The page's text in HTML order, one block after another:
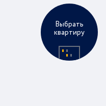
Выбрать
квартиру